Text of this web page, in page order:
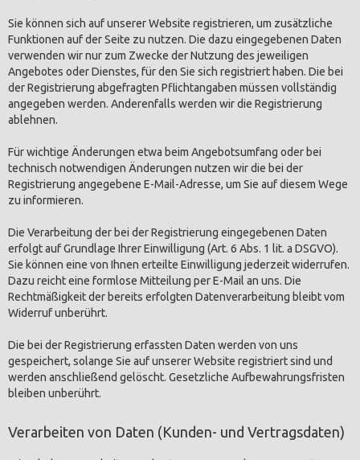
Sie können sich auf unserer Website registrieren, um zusätzliche
Funktionen auf der Seite zu nutzen. Die dazu eingegebenen Daten
verwenden wir nur zum Zwecke der Nutzung des jeweiligen
Angebotes oder Dienstes, für den Sie sich registriert haben. Die bei
der Registrierung abgefragten Pflichtangaben müssen vollständig
angegeben werden. Anderenfalls werden wir die Registrierung
ablehnen.
Für wichtige Änderungen etwa beim Angebotsumfang oder bei
technisch notwendigen Änderungen nutzen wir die bei der
Registrierung angegebene E-Mail-Adresse, um Sie auf diesem Wege
zu informieren.
Die Verarbeitung der bei der Registrierung eingegebenen Daten
erfolgt auf Grundlage Ihrer Einwilligung (Art. 6 Abs. 1 lit. a DSGVO).
Sie können eine von Ihnen erteilte Einwilligung jederzeit widerrufen.
Dazu reicht eine formlose Mitteilung per E-Mail an uns. Die
Rechtmäßigkeit der bereits erfolgten Datenverarbeitung bleibt vom
Widerruf unberührt.
Die bei der Registrierung erfassten Daten werden von uns
gespeichert, solange Sie auf unserer Website registriert sind und
werden anschließend gelöscht. Gesetzliche Aufbewahrungsfristen
bleiben unberührt.
Verarbeiten von Daten (Kunden- und Vertragsdaten)